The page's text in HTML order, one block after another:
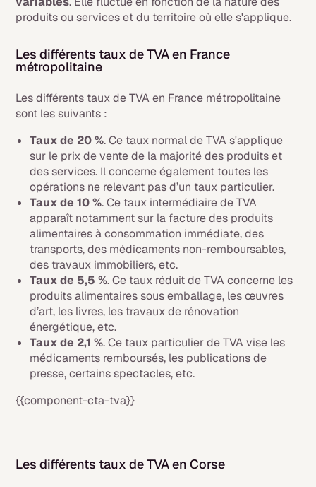
produits ou services et du territoire où elle s'applique.
Les différents taux de TVA en France
métropolitaine
Les différents taux de TVA en France métropolitaine
sont les suivants :
Taux de 20 %. Ce taux normal de TVA s'applique
sur le prix de vente de la majorité des produits et
des services. Il concerne également toutes les
opérations ne relevant pas d’un taux particulier.
Taux de 10 %. Ce taux intermédiaire de TVA
apparaît notamment sur la facture des produits
alimentaires à consommation immédiate, des
transports, des médicaments non-remboursables,
des travaux immobiliers, etc.
Taux de 5,5 %. Ce taux réduit de TVA concerne les
produits alimentaires sous emballage, les œuvres
d’art, les livres, les travaux de rénovation
énergétique, etc.
Taux de 2,1 %. Ce taux particulier de TVA vise les
médicaments remboursés, les publications de
presse, certains spectacles, etc.
{{component-cta-tva}}
Les différents taux de TVA en Corse